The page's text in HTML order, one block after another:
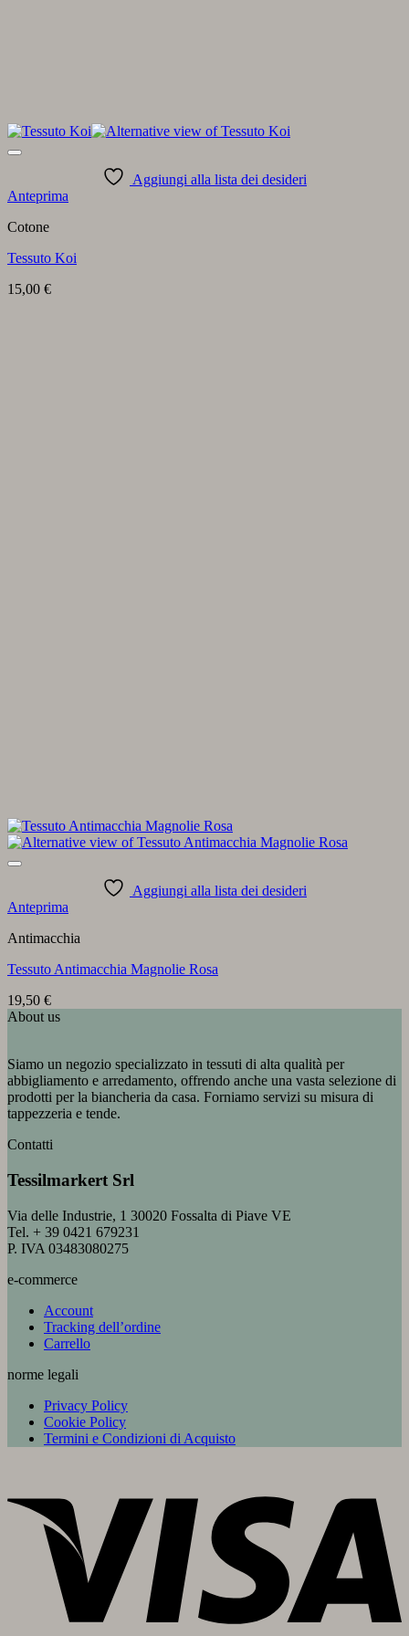
Aggiungi alla lista dei desideri
Anteprima
Cotone
Tessuto Koi
15,00 €
Aggiungi alla lista dei desideri
Anteprima
Antimacchia
Tessuto Antimacchia Magnolie Rosa
19,50 €
About us
Siamo un negozio specializzato in tessuti di alta qualità per
abbigliamento e arredamento, offrendo anche una vasta selezione di
prodotti per la biancheria da casa. Forniamo servizi su misura di
tappezzeria e tende.
Contatti
Tessilmarkert Srl
Via delle Industrie, 1 30020 Fossalta di Piave VE
Tel. + 39 0421 679231
P. IVA 03483080275
e-commerce
Account
Tracking dell’ordine
Carrello
norme legali
Privacy Policy
Cookie Policy
Termini e Condizioni di Acquisto